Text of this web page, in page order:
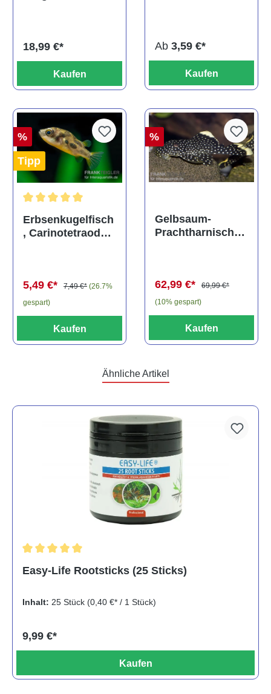
18,99 €*
Kaufen
Ab 3,59 €*
Kaufen
%
Tipp
Durchschnittliche Bewertung von 5 von 5 Sternen
Erbsenkugelfisch
, Carinotetraodon
5,49 €* 7,49 €* (26.7%
gespart)
Kaufen
%
Gelbsaum-
Prachtharnischw
62,99 €*
69,99 €*
(10% gespart)
Kaufen
Ähnliche Artikel
Easy-Life Rootsticks (25 Sticks)
Inhalt: 25 Stück (0,40 €* / 1 Stück)
9,99 €*
Kaufen